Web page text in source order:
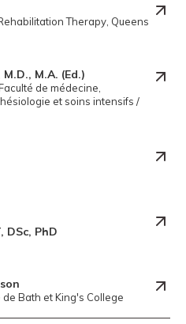
Therapy, Queens
M.A. (Ed.)
de médecine,
et soins intensifs /
DSc, PhD
Bath et King's College